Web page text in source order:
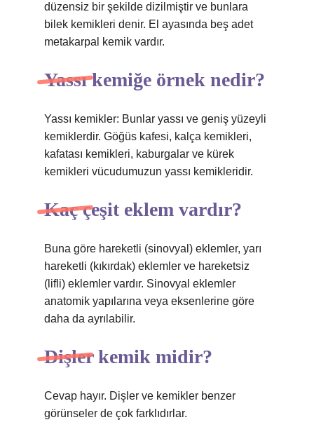
düzensiz bir şekilde dizilmiştir ve bunlara
bilek kemikleri denir. El ayasında beş adet
metakarpal kemik vardır.
Yassı kemiğe örnek nedir?
Yassı kemikler: Bunlar yassı ve geniş yüzeyli
kemiklerdir. Göğüs kafesi, kalça kemikleri,
kafatası kemikleri, kaburgalar ve kürek
kemikleri vücudumuzun yassı kemikleridir.
Kaç çeşit eklem vardır?
Buna göre hareketli (sinovyal) eklemler, yarı
hareketli (kıkırdak) eklemler ve hareketsiz
(lifli) eklemler vardır. Sinovyal eklemler
anatomik yapılarına veya eksenlerine göre
daha da ayrılabilir.
Dişler kemik midir?
Cevap hayır. Dişler ve kemikler benzer
görünseler de çok farklıdırlar.